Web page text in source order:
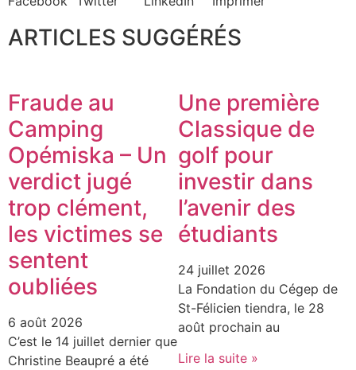
ARTICLES SUGGÉRÉS
Fraude au
Camping
Opémiska – Un
verdict jugé
trop clément,
les victimes se
sentent
oubliées
6 août 2026
C’est le 14 juillet dernier que
Christine Beaupré a été
Une première
Classique de
golf pour
investir dans
l’avenir des
étudiants
24 juillet 2026
La Fondation du Cégep de
St-Félicien tiendra, le 28
août prochain au
Lire la suite »